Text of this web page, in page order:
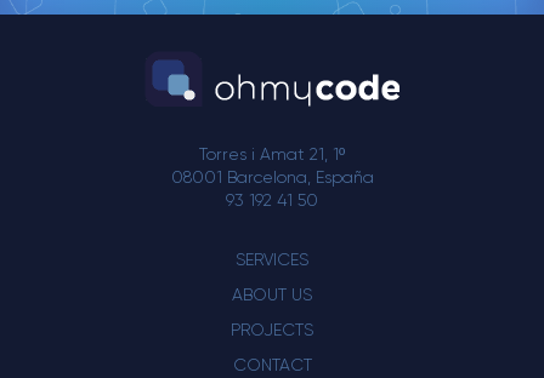
Torres i Amat 21, 1º
08001 Barcelona, España
93 192 41 50
SERVICES
ABOUT US
PROJECTS
CONTACT